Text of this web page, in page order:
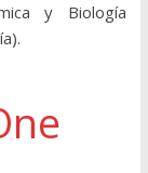
y Biología